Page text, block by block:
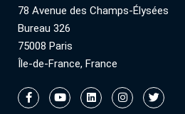
78 Avenue des Champs-Élysées
Bureau 326
75008 Paris
Île-de-France, France